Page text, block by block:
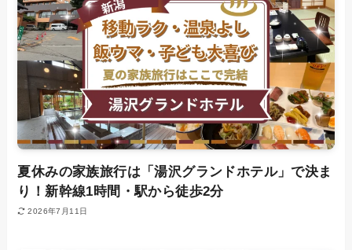
夏休みの家族旅行は「湯沢グランドホテル」で決ま
り！新幹線1時間・駅から徒歩2分
2026年7月11日